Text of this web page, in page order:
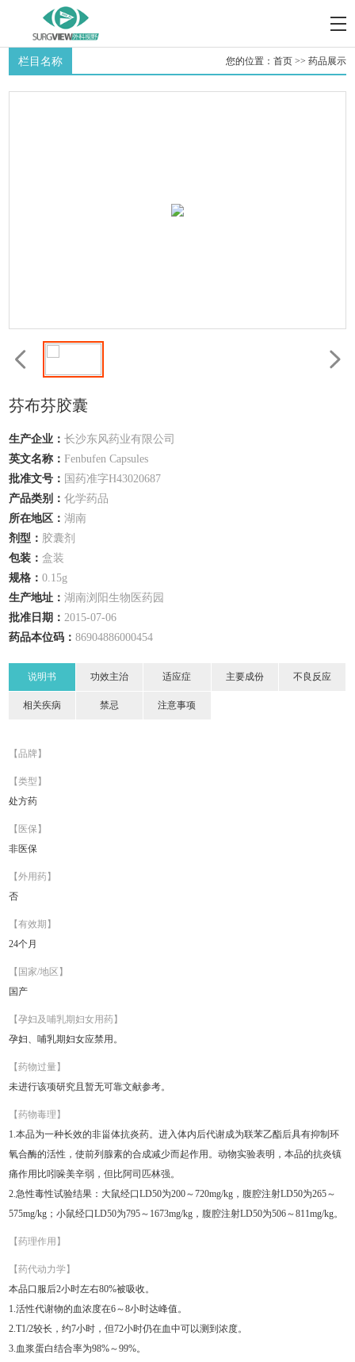
栏目名称 您的位置： 首页>> 药品展示
芬布芬胶囊
生产企业：长沙东风药业有限公司
英文名称：Fenbufen Capsules
批准文号： 国药准字H43020687
产品类别：化学药品
所在地区：湖南
剂型： 胶囊剂
包装：盒装
规格：0.15g
生产地址：湖南浏阳生物医药园
批准日期：2015-07-06
药品本位码：86904886000454
说明书 功效主治 适应症 主要成份 不良反应
相关疾病 禁忌 注意事项
【品牌】
【类型】
处方药
【医保】
非医保
【外用药】
否
【有效期】
24个月
【国家/地区】
国产
【孕妇及哺乳期妇女用药】
孕妇、哺乳期妇女应禁用。
【药物过量】
未进行该项研究且暂无可靠文献参考。
【药物毒理】
1.本品为一种长效的非甾体抗炎药。进入体内后代谢成为联苯乙酯后具有抑制环
氧合酶的活性，使前列腺素的合成减少而起作用。动物实验表明，本品的抗炎镇
痛作用比吲哚美辛弱，但比阿司匹林强。
2.急性毒性试验结果：大鼠经口LD50为200～720mg/kg，腹腔注射LD50为265～
575mg/kg；小鼠经口LD50为795～1673mg/kg，腹腔注射LD50为506～811mg/kg。
【药理作用】
【药代动力学】
本品口服后2小时左右80%被吸收。
1.活性代谢物的血浓度在6～8小时达峰值。
2.T1/2较长，约7小时，但72小时仍在血中可以测到浓度。
3.血浆蛋白结合率为98%～99%。